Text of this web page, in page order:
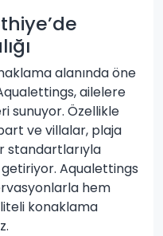
alanında öne
ailelere
sunuyor. Özellikle
ve villalar, plaja
standartlarıyla
Aqualettings
hem
konaklama